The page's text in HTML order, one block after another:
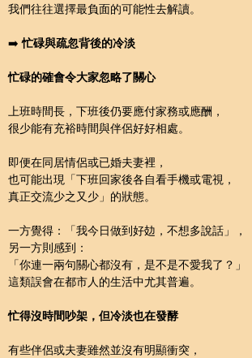
我們往往選擇最負面的可能性去解讀。
➡️ 忙碌與疏忽背後的冷淡
忙碌的確會令大家忽略了關心
上班時間長，下班後仍要應付家務或應酬，
很少能有充裕時間與伴侶好好相處。
即便在同居情侶或已婚夫妻裡，
也可能出現「下班回家後各自看手機或電視，
真正交流少之又少」的狀態。
一方覺得：「我今日做到好攰，不想多說話」，
另一方則感到：
「你連一兩句關心都沒有，是不是不愛我了？」
這類誤會在都市人的生活中尤其普遍。
忙得沒時間吵架，但冷淡也在發酵
有些伴侶或夫妻雖然並沒有明顯衝突，